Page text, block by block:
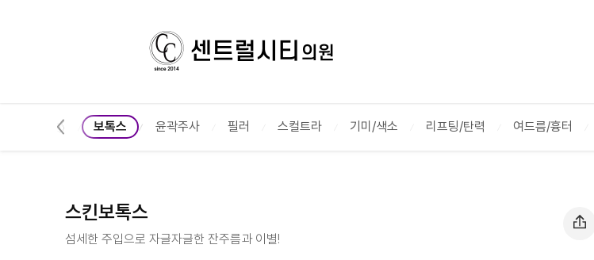
저 패키지🥇 보톡스 윤곽주사 필러 스컬트라 기미/색소 리프팅/탄력 여드름/흉터
스킨보톡스
섬세한 주입으로 자글자글한 잔주름과 이별!